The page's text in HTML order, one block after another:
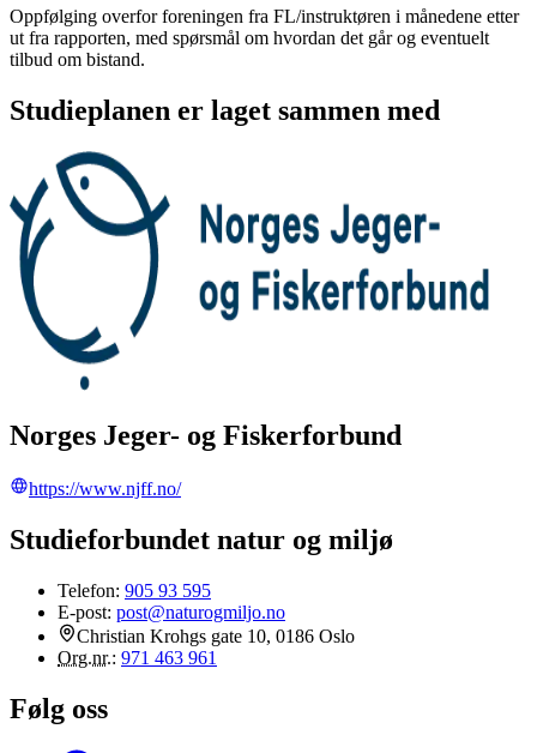
Oppfølging overfor foreningen fra FL/instruktøren i månedene etter
ut fra rapporten, med spørsmål om hvordan det går og eventuelt
tilbud om bistand.
Studieplanen er laget sammen med
Norges Jeger- og Fiskerforbund
https://www.njff.no/
Studieforbundet natur og miljø
Telefon: 905 93 595
E-post: post@naturogmiljo.no
Christian Krohgs gate 10, 0186 Oslo
Org.nr.: 971 463 961
Følg oss